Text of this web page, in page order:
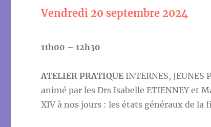
Vendredi 20 septembre 2024
11h00 – 12h30
ATELIER PRATIQUE INTERNES, JEUNES
animé par les Drs Isabelle ETIENNEY et
XIV à nos jours : les états généraux de la